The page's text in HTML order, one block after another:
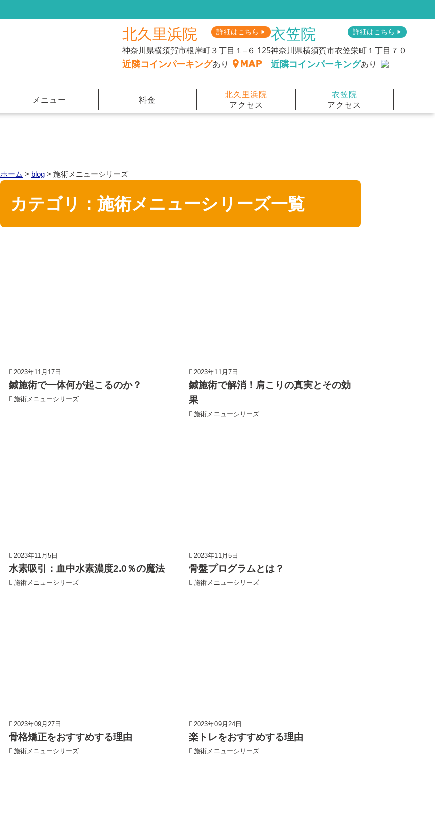
北久里浜院 詳細はこちら ▶︎
神奈川県横須賀市根岸町３丁目１−６ 125
近隣コインパーキングあり
衣笠院 詳細はこちら ▶︎
神奈川県横須賀市衣笠栄町１丁目７０
近隣コインパーキングあり
メニュー 料金
北久里浜院
アクセス
衣笠院
アクセス
ホーム > blog > 施術メニューシリーズ
カテゴリ：施術メニューシリーズ一覧
2023年11月17日
鍼施術で一体何が起こるのか？
施術メニューシリーズ
2023年11月7日
鍼施術で解消！肩こりの真実とその効
果
施術メニューシリーズ
2023年11月5日
水素吸引：血中水素濃度2.0％の魔法
施術メニューシリーズ
2023年11月5日
骨盤プログラムとは？
施術メニューシリーズ
2023年09月27日
骨格矯正をおすすめする理由
施術メニューシリーズ
2023年09月24日
楽トレをおすすめする理由
施術メニューシリーズ